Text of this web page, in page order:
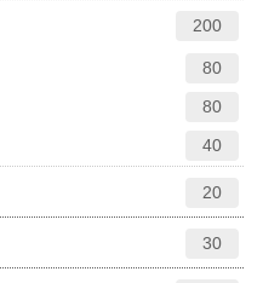
200
80
80
40
20
30